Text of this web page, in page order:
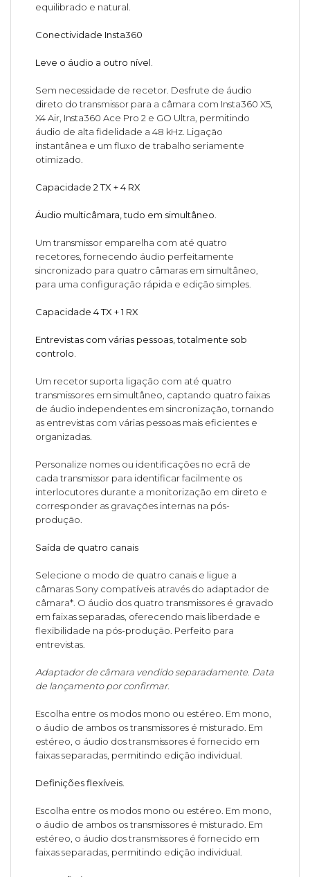
equilibrado e natural.
Conectividade Insta360
Leve o áudio a outro nível.
Sem necessidade de recetor. Desfrute de áudio
direto do transmissor para a câmara com Insta360 X5,
X4 Air, Insta360 Ace Pro 2 e GO Ultra, permitindo
áudio de alta fidelidade a 48 kHz. Ligação
instantânea e um fluxo de trabalho seriamente
otimizado.
Capacidade 2 TX + 4 RX
Áudio multicâmara, tudo em simultâneo.
Um transmissor emparelha com até quatro
recetores, fornecendo áudio perfeitamente
sincronizado para quatro câmaras em simultâneo,
para uma configuração rápida e edição simples.
Capacidade 4 TX + 1 RX
Entrevistas com várias pessoas, totalmente sob
controlo.
Um recetor suporta ligação com até quatro
transmissores em simultâneo, captando quatro faixas
de áudio independentes em sincronização, tornando
as entrevistas com várias pessoas mais eficientes e
organizadas.
Personalize nomes ou identificações no ecrã de
cada transmissor para identificar facilmente os
interlocutores durante a monitorização em direto e
corresponder as gravações internas na pós-
produção.
Saída de quatro canais
Selecione o modo de quatro canais e ligue a
câmaras Sony compatíveis através do adaptador de
câmara*. O áudio dos quatro transmissores é gravado
em faixas separadas, oferecendo mais liberdade e
flexibilidade na pós-produção. Perfeito para
entrevistas.
Adaptador de câmara vendido separadamente. Data
de lançamento por confirmar.
Escolha entre os modos mono ou estéreo. Em mono,
o áudio de ambos os transmissores é misturado. Em
estéreo, o áudio dos transmissores é fornecido em
faixas separadas, permitindo edição individual.
Definições flexíveis.
Escolha entre os modos mono ou estéreo. Em mono,
o áudio de ambos os transmissores é misturado. Em
estéreo, o áudio dos transmissores é fornecido em
faixas separadas, permitindo edição individual.